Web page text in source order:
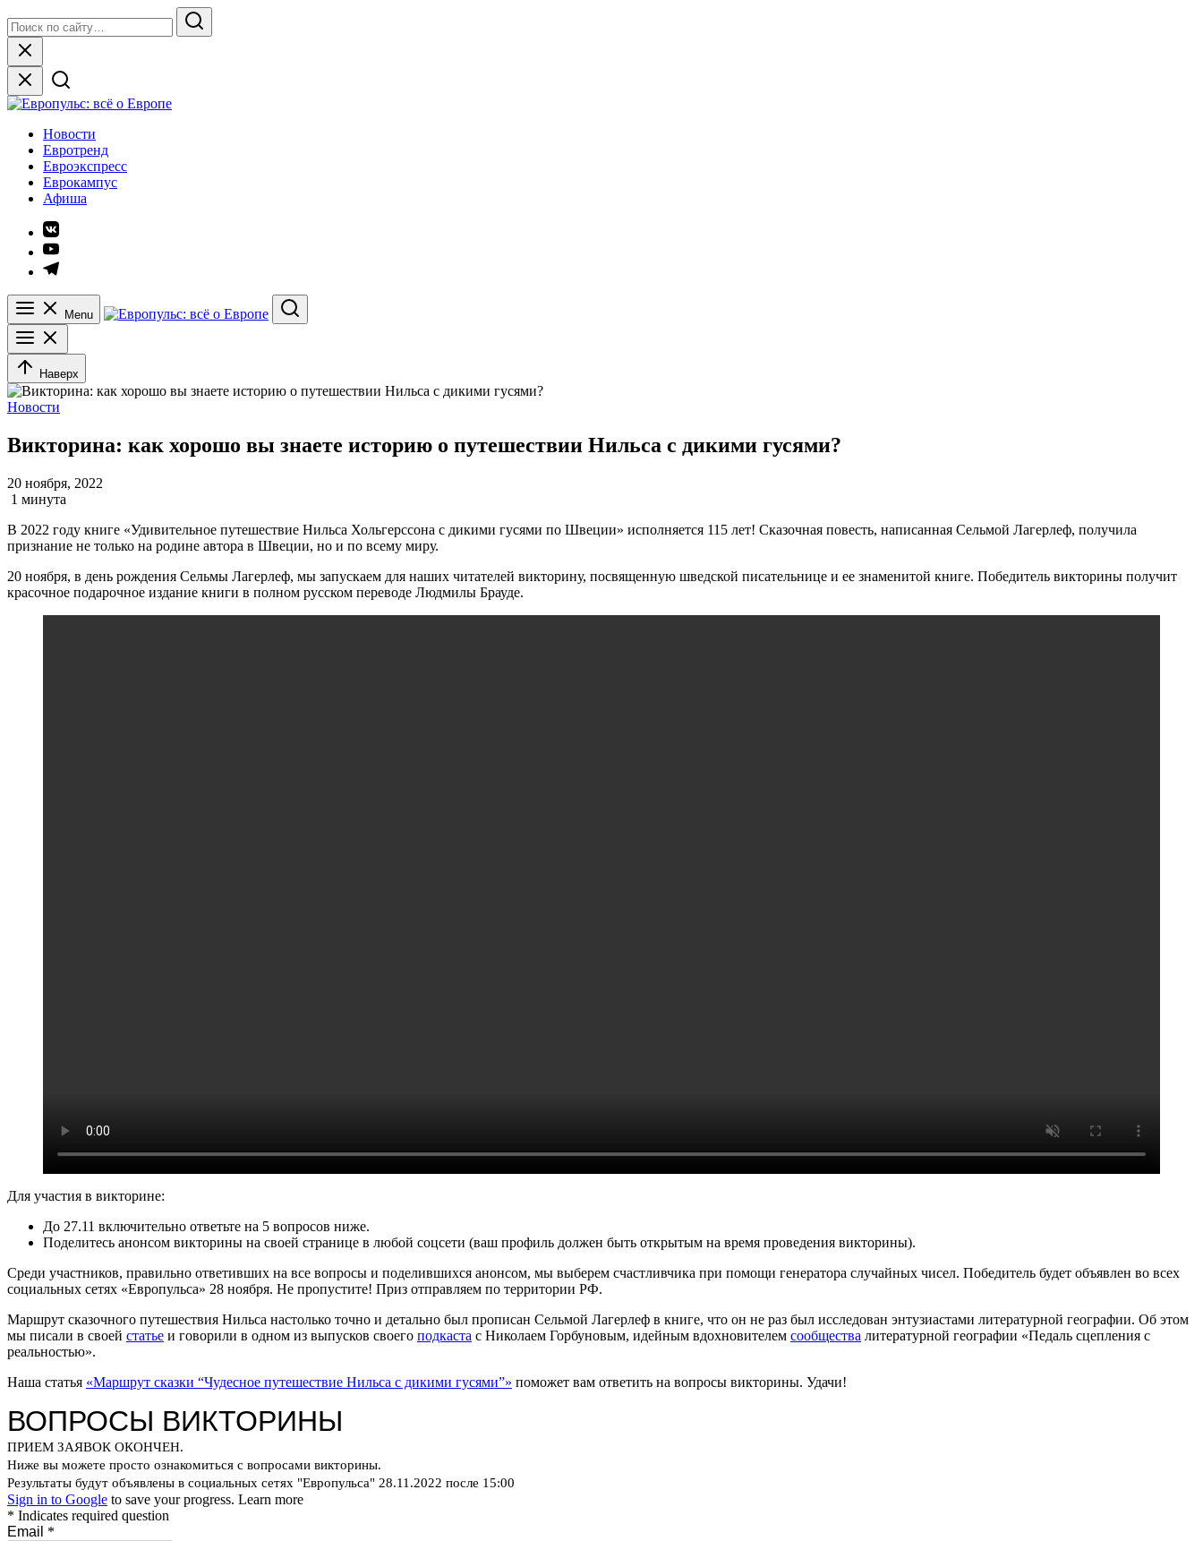
to
content
for:
Search
Close
Европульс: всё о Европе
Новости
Евротренд
Евроэкспресс
Еврокампус
Афиша
Элемент
меню
Элемент
меню
Элемент
Menu
Search
Наверх
Новости
Викторина: как хорошо вы знаете историю о путешествии Нильса с дикими гусями?
20 ноября, 2022
1 минута
В 2022 году книге «Удивительное путешествие Нильса Хольгерссона с дикими гусями по Швеции» исполняется 115 лет! Сказочная повесть, написанная Сельмой Лагерлеф, получила
признание не только на родине автора в Швеции, но и по всему миру.
20 ноября, в день рождения Сельмы Лагерлеф, мы запускаем для наших читателей викторину, посвященную шведской писательнице и ее знаменитой книге. Победитель викторины получит
красочное подарочное издание книги в полном русском переводе Людмилы Брауде.
Для участия в викторине:
До 27.11 включительно ответьте на 5 вопросов ниже.
Поделитесь анонсом викторины на своей странице в любой соцсети (ваш профиль должен быть открытым на время проведения викторины).
Среди участников, правильно ответивших на все вопросы и поделившихся анонсом, мы выберем счастливчика при помощи генератора случайных чисел. Победитель будет объявлен во всех
социальных сетях «Европульса» 28 ноября. Не пропустите! Приз отправляем по территории РФ.
Маршрут сказочного путешествия Нильса настолько точно и детально был прописан Сельмой Лагерлеф в книге, что он не раз был исследован энтузиастами литературной географии. Об этом
мы писали в своей статье и говорили в одном из выпусков своего подкаста с Николаем Горбуновым, идейным вдохновителем сообщества литературной географии «Педаль сцепления с
реальностью».
Наша статья «Маршрут сказки “Чудесное путешествие Нильса с дикими гусями”» поможет вам ответить на вопросы викторины. Удачи!